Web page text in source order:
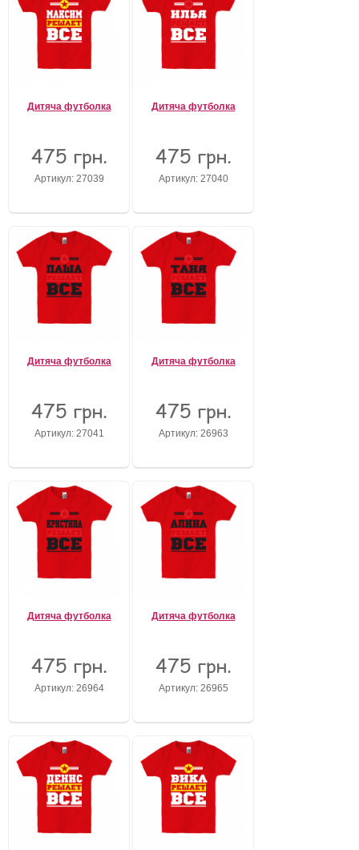
Дитяча футболка
475 грн.
Артикул: 27039
Дитяча футболка
475 грн.
Артикул: 27040
Дитяча футболка
475 грн.
Артикул: 27041
Дитяча футболка
475 грн.
Артикул: 26963
Дитяча футболка
475 грн.
Артикул: 26964
Дитяча футболка
475 грн.
Артикул: 26965